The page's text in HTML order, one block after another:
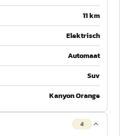
11 km
Elektrisch
Automaat
Suv
Kanyon Orange
4